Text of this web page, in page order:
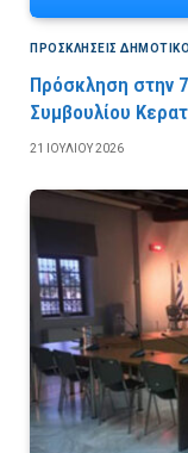
ΠΡΟΣΚΛΉΣΕΙΣ
Πρόσκληση στην
Συμβουλίου
21 ΙΟΥΛΊΟΥ 2026